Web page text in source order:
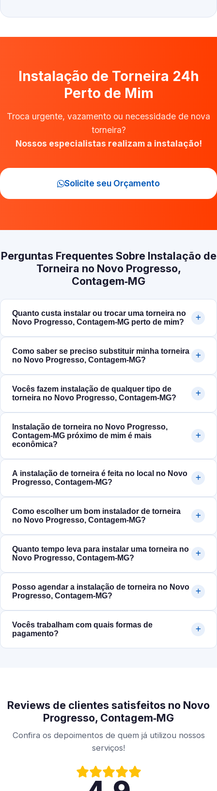
Instalação de Torneira 24h
Perto de Mim
Troca urgente, vazamento ou necessidade de nova
torneira?
Nossos especialistas realizam a instalação!
Solicite seu Orçamento
Perguntas Frequentes Sobre Instalação de
Torneira no Novo Progresso,
Contagem‑MG
Quanto custa instalar ou trocar uma torneira no
Novo Progresso, Contagem‑MG perto de mim?
Como saber se preciso substituir minha torneira
no Novo Progresso, Contagem‑MG?
Vocês fazem instalação de qualquer tipo de
torneira no Novo Progresso, Contagem‑MG?
Instalação de torneira no Novo Progresso,
Contagem‑MG próximo de mim é mais
econômica?
A instalação de torneira é feita no local no Novo
Progresso, Contagem‑MG?
Como escolher um bom instalador de torneira
no Novo Progresso, Contagem‑MG?
Quanto tempo leva para instalar uma torneira no
Novo Progresso, Contagem‑MG?
Posso agendar a instalação de torneira no Novo
Progresso, Contagem‑MG?
Vocês trabalham com quais formas de
pagamento?
Reviews de clientes satisfeitos no Novo
Progresso, Contagem‑MG
Confira os depoimentos de quem já utilizou nossos
serviços!